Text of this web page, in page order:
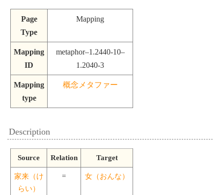
Page
Type
Mapping
Mapping
ID
metaphor–1.2440-10–
1.2040-3
Mapping
type
概念メタファー
Description
Source Relation Target
家来（け
らい）
= 女（おんな）